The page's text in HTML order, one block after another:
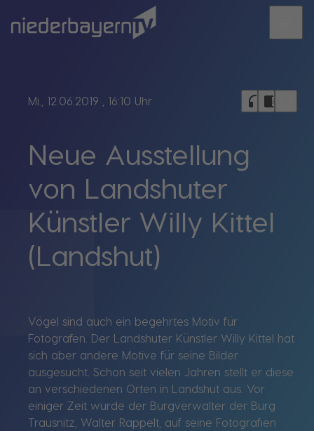
Mi., 12.06.2019 , 16:10 Uhr headphones chrome_reader_mode
Neue Ausstellung
von Landshuter
Künstler Willy Kittel
(Landshut)
Vögel sind auch ein begehrtes Motiv für
Fotografen. Der Landshuter Künstler Willy Kittel hat
sich aber andere Motive für seine Bilder
ausgesucht. Schon seit vielen Jahren stellt er diese
an verschiedenen Orten in Landshut aus. Vor
einiger Zeit wurde der Burgverwalter der Burg
Trausnitz, Walter Rappelt, auf seine Fotografien